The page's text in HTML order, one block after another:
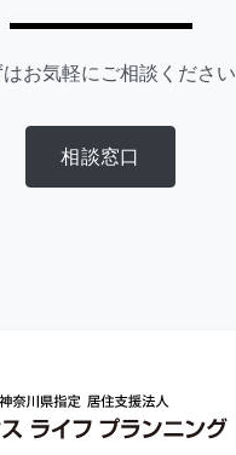
はお気軽にご相談ください
相談窓口